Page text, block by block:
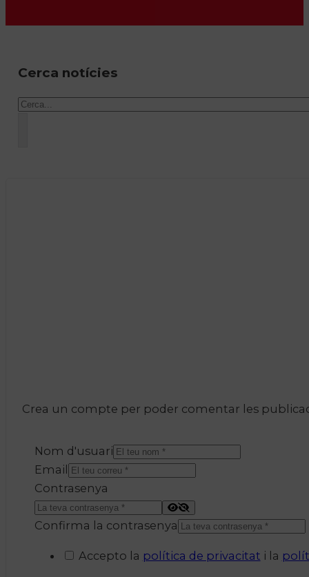
Cerca notícies
Cercar
Crea un compte per poder comentar les
Nom d'usuari
Email
Contrasenya
Confirma la contrasenya
Accepto la política de privacitat i la